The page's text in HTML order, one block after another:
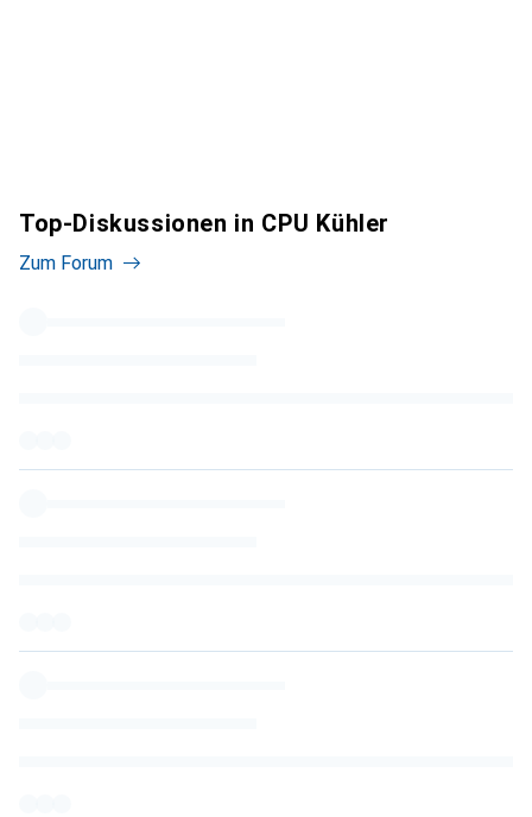
Top-Diskussionen in CPU Kühler
Zum Forum